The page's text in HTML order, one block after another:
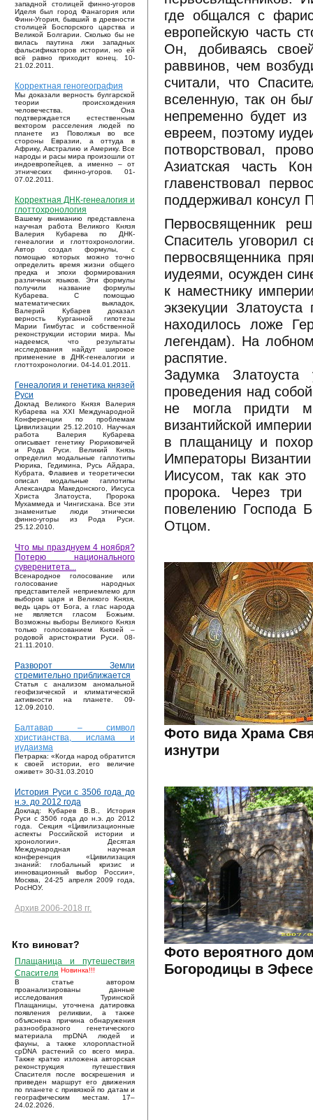
западной столицей финно-угоров
Иделя был город Фанагория или
Финн-Угория, бывший в древности
столицей Боспорского царства и
Великой Болгарии. Сколько бы не
вилась паутина лжи западных
фальсификаторов истории, но ей
всё равно приходит конец. 10-
21.02.2011.
Корректная геногеография
Мы доказали верность булгарской
теории происхождения
человечества. Она
подтверждается естественным
вектором расселения людей по
планете из Поволжья во все
стороны Евразии, а оттуда в
Африку, Австралию и Америку. Все
народы и расы мира произошли от
индоевропейцев, а именно – от
этнических финно-угоров. 01-
07.02.2011.
Корректная ДНК-генеалогия и
глоттохронология
Вашему вниманию представлена
научная работа Великого Князя
Валерия Кубарева по ДНК-
генеалогии и глоттохронологии.
Автор создал формулы, с
помощью которых можно точно
определить время жизни общего
предка и эпохи формирования
различных языков. Эти формулы
получили название формулы
Кубарева. С помощью
математических выкладок,
Валерий Кубарев доказал
верность Курганной гипотезы
Марии Гимбутас и собственной
реконструкции истории мира. Мы
надеемся, что результаты
исследования найдут широкое
применение в ДНК-генеалогии и
глоттохронологии. 04-14.01.2011.
Генеалогия и генетика князей
Руси
Доклад Великого Князя Валерия
Кубарева на XXI Международной
Конференции по проблемам
Цивилизации 25.12.2010. Научная
работа Валерия Кубарева
описывает генетику Рюриковичей
и Рода Руси. Великий Князь
определил модальные гаплотипы
Рюрика, Гедимина, Русь Айдара,
Кубрата, Флавиев и теоретически
описал модальные гаплотипы
Александра Македонского, Иисуса
Христа Златоуста, Пророка
Мухаммеда и Чингисхана. Все эти
знаменитые люди этнически
финно-угоры из Рода Руси.
25.12.2010.
Что мы празднуем 4 ноября?
Потерю национального
суверенитета...
Bсенародное голосование или
голосование народных
представителей неприемлемо для
выборов царя и Великого Князя,
ведь царь от Бога, а глас народа
не является гласом Божьим.
Возможны выборы Великого Князя
только голосованием Князей –
родовой аристократии Руси. 08-
21.11.2010.
Разворот Земли
стремительно приближается
Статья с анализом аномальной
геофизической и климатической
активности на планете. 09-
12.09.2010.
Балтавар – символ
христианства, ислама и
иудаизма
Петрарка: «Когда народ обратится
к своей истории, его величие
оживет» 30-31.03.2010
История Руси с 3506 года до
н.э. до 2012 года
Доклад: Кубарев В.В., История
Руси с 3506 года до н.э. до 2012
года. Секция «Цивилизационные
аспекты Российской истории и
хронологии». Десятая
Международная научная
конференция «Цивилизация
знаний: глобальный кризис и
инновационный выбор России»,
Москва, 24-25 апреля 2009 года,
РосНОУ.
Архив 2006-2018 гг.
Кто виноват?
Плащаница и путешествия
Спасителя Новинка!!!
В статье автором
проанализированы данные
исследования Туринской
Плащаницы, уточнена датировка
появления реликвии, а также
объяснена причина обнаружения
разнообразного генетического
материала mpDNA людей и
фауны, а также хлоропластной
cpDNA растений со всего мира.
Также кратко изложена авторская
реконструкция путешествия
Спасителя после воскрешения и
приведен маршрут его движения
по планете с привязкой по датам и
географическим местам. 17–
24.02.2026.
где общался с
европейскую часть
Он, добиваясь
раввинов, чем
считали, что
вселенную, так он
непременно будет
евреем, поэтому
потворствовал,
Азиатская часть
главенствовал
поддерживал консул
Первосвященник
Спаситель уговорил
первосвященника
иудеями, осужден
к наместнику
экзекуции
находилось ложе
легендам). На
распятие.
Задумка
проведения над
не могла придти
византийской
в плащаницу и
Императоры
Иисусом, так как
пророка. Через три
повелению Господа
Отцом.
Фото вида Храма
изнутри
Фото вероятного
Богородицы в